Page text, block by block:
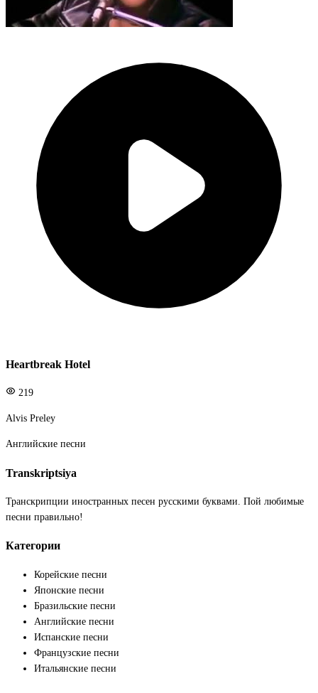
Heartbreak Hotel
219
Alvis Preley
Английские песни
Transkriptsiya
Транскрипции иностранных песен русскими буквами. Пой любимые
песни правильно!
Категории
Корейские песни
Японские песни
Бразильские песни
Английские песни
Испанские песни
Французские песни
Итальянские песни